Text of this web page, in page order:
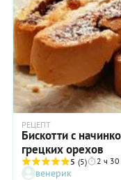
РЕЦЕПТ
Бискотти с
грецких орехов
5 (5) 2 ч
венерик